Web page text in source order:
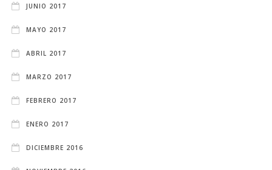
JUNIO 2017
MAYO 2017
ABRIL 2017
MARZO 2017
FEBRERO 2017
ENERO 2017
DICIEMBRE 2016